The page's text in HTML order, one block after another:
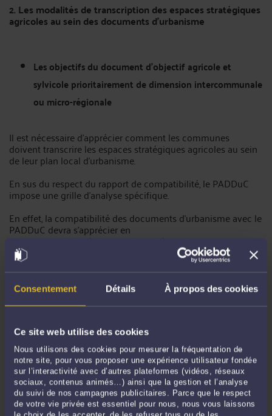
Consentement Détails À propos des cookies
Ce site web utilise des cookies
Nous utilisons des cookies pour mesurer la fréquentation de
notre site, pour vous proposer une expérience utilisateur fondée
sur l’interactivité avec d’autres plateformes (vidéos, réseaux
sociaux, contenus animés…) ainsi que la gestion et l’analyse
du suivi de nos campagnes publicitaires. Parce que le respect
de votre vie privée est essentiel pour nous, nous vous laissons
2. Les modalités de transcription des espaces stratégiques
agricoles au sein des documents d'urbanisme
Les objectifs du document d’objectif agricole et
sylvicole prioritairement de dimension intercommunale
ou micro-régionale
Il est nécessaire d'apprécier comment les communes
doivent transcrire les espaces stratégiques agricoles au sein
de leur plan local d'urbanisme.
En sus du respect du rapport de compatibilité, le PADDuC
impose une grille d'analyse spécifique.
En effet, la compatibilité des documents d'urbanisme avec le
PADDuC devra s'apprécier en
contrepartie de la réalisation d’une démarche pour
l’agriculture au travers de la réalisation d’initiatives prévues
par un document d’objectif agricole et sylvicole
prioritairement de dimension intercommunale ou micro-
régionale qui intègre le continuum plaine-montagne.
Le PADDuC impose donc, à une échelle supra-communale,
qui intègre le continuum plaine-montagne.
La réalisation du document d'objectif agricole et sylvicole
doit répondre à trois objectifs.
D'abord,le document permettra d'étudier et de quantifier
l’ensemble des opportunités dont dispose les territoires sur